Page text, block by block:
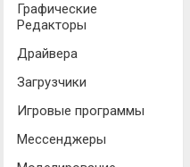
Графические
Редакторы
Драйвера
Загрузчики
Игровые программы
Мессенджеры